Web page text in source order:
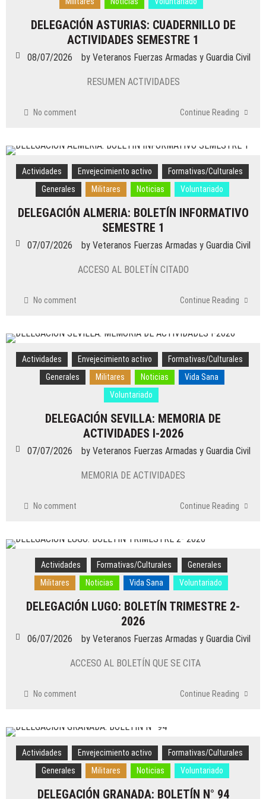
Actividades /Militares/Noticias
DELEGACIÓN LAS PALMAS: EVENTOS DE
JUNIO YJULIO 2026
byVeteranos Fuerzas Armadas y Guardia Civil
DELEGACIÓN VIZCAYA (BIZKAIA): XII
24/07/2026
Actividades/Formativas/Culturales/Generales/
Militares/Noticias
DELEGACIÓN SANTANDER: ACTIVIDADES
ANTES DEL VERANO
16/07/2026
byVeteranos Fuerzas Armadas y Guardia Civil
Actividades Generales
Militares/ Noticias /Voluntariado
DE ACTIVIDADES SEMESTRE 1
Actividades/Generales/Noticias
DELEGACIÓN ALICANTE: VACACIONES
ESTIVALES
07/07/2026
Veteranos Fuerzas Armadas y Guardia Civil
Formativas/Culturales/ Generales/Militares
Voluntariado
DELEGACIÓN ALMERIA: BOLETÍN
07/07/2026
DELEGACIÓN ASTURIAS: CUADERNILLO DE
ACTIVIDADES SEMESTRE 1
08/07/2026 by Veteranos Fuerzas Armadas y Guardia Civil
RESUMEN ACTIVIDADES
No comment Continue Reading
Actividades Envejecimiento activo
Formativas/Culturales
Generales
Militares Noticias Voluntariado
DELEGACIÓN ALMERIA: BOLETÍN INFORMATIVO
SEMESTRE 1
07/07/2026 by Veteranos Fuerzas Armadas y Guardia Civil
ACCESO AL BOLETÍN CITADO
No comment Continue Reading
Actividades Envejecimiento activo
Formativas/Culturales
Generales
Militares Noticias
Vida Sana
Voluntariado
DELEGACIÓN SEVILLA: MEMORIA DE
ACTIVIDADES I-2026
07/07/2026 by Veteranos Fuerzas Armadas y Guardia Civil
MEMORIA DE ACTIVIDADES
No comment Continue Reading
Actividades Formativas/Culturales
Generales
Militares
Noticias Vida Sana Voluntariado
DELEGACIÓN LUGO: BOLETÍN TRIMESTRE 2-
2026
06/07/2026 by Veteranos Fuerzas Armadas y Guardia Civil
ACCESO AL BOLETÍN QUE SE CITA
No comment Continue Reading
Actividades Envejecimiento activo
Formativas/Culturales
Generales
Militares Noticias Voluntariado
DELEGACIÓN GRANADA: BOLETÍN N° 94